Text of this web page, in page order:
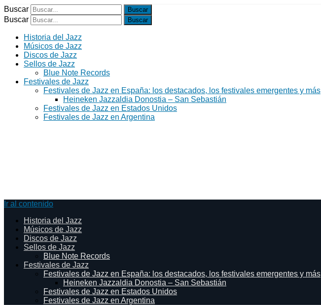
Buscar
Buscar
Historia del Jazz
Músicos de Jazz
Discos de Jazz
Sellos de Jazz
Blue Note Records
Festivales de Jazz
Festivales de Jazz en España: los destacados, los festivales emergentes y más
Heineken Jazzaldia Donostia – San Sebastián
Festivales de Jazz en Estados Unidos
Festivales de Jazz en Argentina
Ir al contenido
Historia del Jazz
Músicos de Jazz
Discos de Jazz
Sellos de Jazz
Blue Note Records
Festivales de Jazz
Festivales de Jazz en España: los destacados, los festivales emergentes y más
Heineken Jazzaldia Donostia – San Sebastián
Festivales de Jazz en Estados Unidos
Festivales de Jazz en Argentina